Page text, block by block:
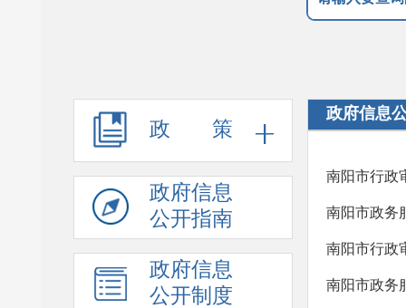
政 策
政府信息
公开指南
政府信息
公开制度
政府信息
南阳市行政
南阳市政务
南阳市行政
南阳市政务